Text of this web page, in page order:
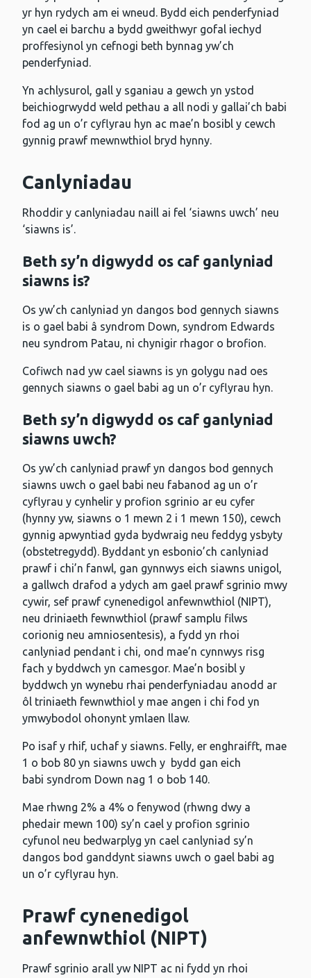
yr hyn rydych am ei wneud. Bydd eich penderfyniad
yn cael ei barchu a bydd gweithwyr gofal iechyd
proffesiynol yn cefnogi beth bynnag yw’ch
penderfyniad.
Yn achlysurol, gall y sganiau a gewch yn ystod
beichiogrwydd weld pethau a all nodi y gallai’ch babi
fod ag un o’r cyflyrau hyn ac mae’n bosibl y cewch
gynnig prawf mewnwthiol bryd hynny.
Canlyniadau
Rhoddir y canlyniadau naill ai fel ‘siawns uwch’ neu
‘siawns is’.
Beth sy’n digwydd os caf ganlyniad
siawns is?
Os yw’ch canlyniad yn dangos bod gennych siawns
is o gael babi â syndrom Down, syndrom Edwards
neu syndrom Patau, ni chynigir rhagor o brofion.
Cofiwch nad yw cael siawns is yn golygu nad oes
gennych siawns o gael babi ag un o’r cyflyrau hyn.
Beth sy’n digwydd os caf ganlyniad
siawns uwch?
Os yw’ch canlyniad prawf yn dangos bod gennych
siawns uwch o gael babi neu fabanod ag un o’r
cyflyrau y cynhelir y profion sgrinio ar eu cyfer
(hynny yw, siawns o 1 mewn 2 i 1 mewn 150), cewch
gynnig apwyntiad gyda bydwraig neu feddyg ysbyty
(obstetregydd). Byddant yn esbonio’ch canlyniad
prawf i chi’n fanwl, gan gynnwys eich siawns unigol,
a gallwch drafod a ydych am gael prawf sgrinio mwy
cywir, sef prawf cynenedigol anfewnwthiol (NIPT),
neu driniaeth fewnwthiol (prawf samplu filws
corionig neu amniosentesis), a fydd yn rhoi
canlyniad pendant i chi, ond mae’n cynnwys risg
fach y byddwch yn camesgor. Mae’n bosibl y
byddwch yn wynebu rhai penderfyniadau anodd ar
ôl triniaeth fewnwthiol y mae angen i chi fod yn
ymwybodol ohonynt ymlaen llaw.
Po isaf y rhif, uchaf y siawns. Felly, er enghraifft, mae
1 o bob 80 yn siawns uwch y bydd gan eich
babi syndrom Down nag 1 o bob 140.
Mae rhwng 2% a 4% o fenywod (rhwng dwy a
phedair mewn 100) sy’n cael y profion sgrinio
cyfunol neu bedwarplyg yn cael canlyniad sy’n
dangos bod ganddynt siawns uwch o gael babi ag
un o’r cyflyrau hyn.
Prawf cynenedigol
anfewnwthiol (NIPT)
Prawf sgrinio arall yw NIPT ac ni fydd yn rhoi